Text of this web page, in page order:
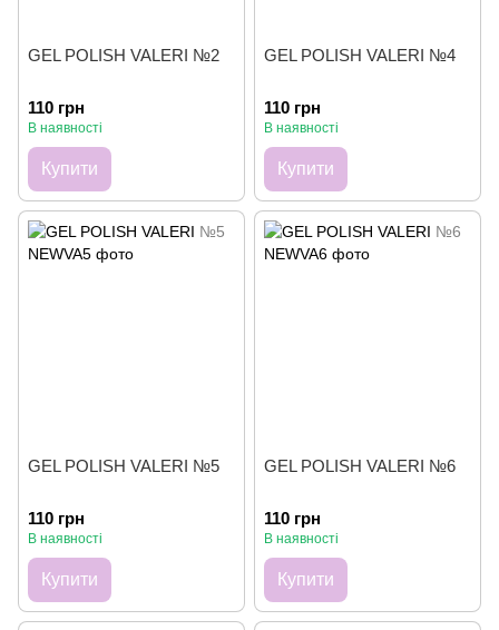
GEL POLISH VALERI №2
110 грн
В наявності
Купити
GEL POLISH VALERI №4
110 грн
В наявності
Купити
GEL POLISH VALERI №5
110 грн
В наявності
Купити
GEL POLISH VALERI №6
110 грн
В наявності
Купити